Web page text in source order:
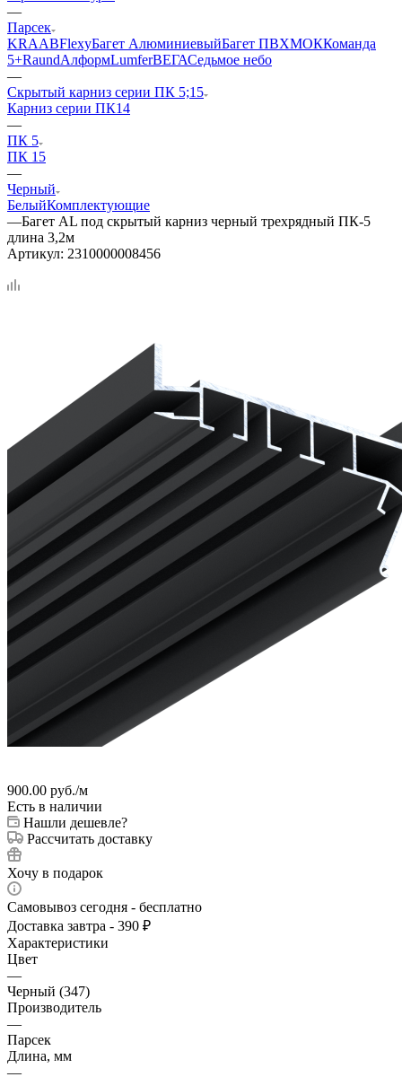
—
Парсек
KRAABFlexyБагет АлюминиевыйБагет ПВХМОККоманда
5+RaundАлформLumferВЕГАСедьмое небо
—
Скрытый карниз серии ПК 5;15
Карниз серии ПК14
—
ПК 5
ПК 15
—
Черный
БелыйКомплектующие
—Багет AL под скрытый карниз черный трехрядный ПК-5
длина 3,2м
Артикул: 2310000008456
900.00 руб./м
Есть в наличии
Нашли дешевле?
Рассчитать доставку
Хочу в подарок
Самовывоз сегодня - бесплатно
Доставка завтра - 390 ₽
Характеристики
Цвет
—
Черный (347)
Производитель
—
Парсек
Длина, мм
—